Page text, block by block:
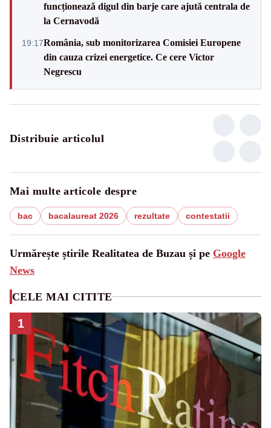
funcționează digul din barje care ajută centrala de
la Cernavodă
19:17România, sub monitorizarea Comisiei Europene
din cauza crizei energetice. Ce cere Victor
Negrescu
Distribuie articolul
Mai multe articole despre
bac bacalaureat 2026 rezultate contestatii
Urmărește știrile Realitatea de Buzau și pe Google
News
CELE MAI CITITE
1